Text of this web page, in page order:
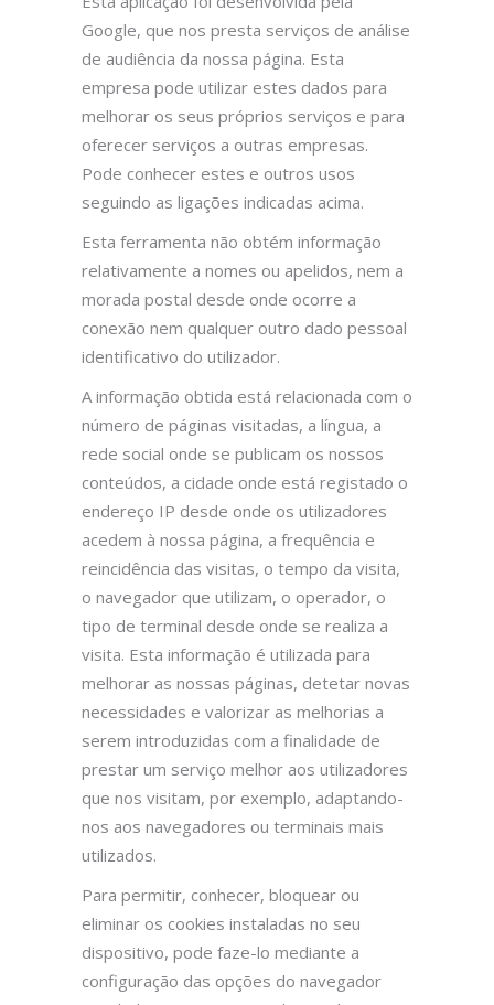
Google, que nos presta serviços de análise
de audiência da nossa página. Esta
empresa pode utilizar estes dados para
melhorar os seus próprios serviços e para
oferecer serviços a outras empresas.
Pode conhecer estes e outros usos
seguindo as ligações indicadas acima.
Esta ferramenta não obtém informação
relativamente a nomes ou apelidos, nem a
morada postal desde onde ocorre a
conexão nem qualquer outro dado pessoal
identificativo do utilizador.
A informação obtida está relacionada com o
número de páginas visitadas, a língua, a
rede social onde se publicam os nossos
conteúdos, a cidade onde está registado o
endereço IP desde onde os utilizadores
acedem à nossa página, a frequência e
reincidência das visitas, o tempo da visita,
o navegador que utilizam, o operador, o
tipo de terminal desde onde se realiza a
visita. Esta informação é utilizada para
melhorar as nossas páginas, detetar novas
necessidades e valorizar as melhorias a
serem introduzidas com a finalidade de
prestar um serviço melhor aos utilizadores
que nos visitam, por exemplo, adaptando-
nos aos navegadores ou terminais mais
utilizados.
Para permitir, conhecer, bloquear ou
eliminar os cookies instaladas no seu
dispositivo, pode faze-lo mediante a
configuração das opções do navegador